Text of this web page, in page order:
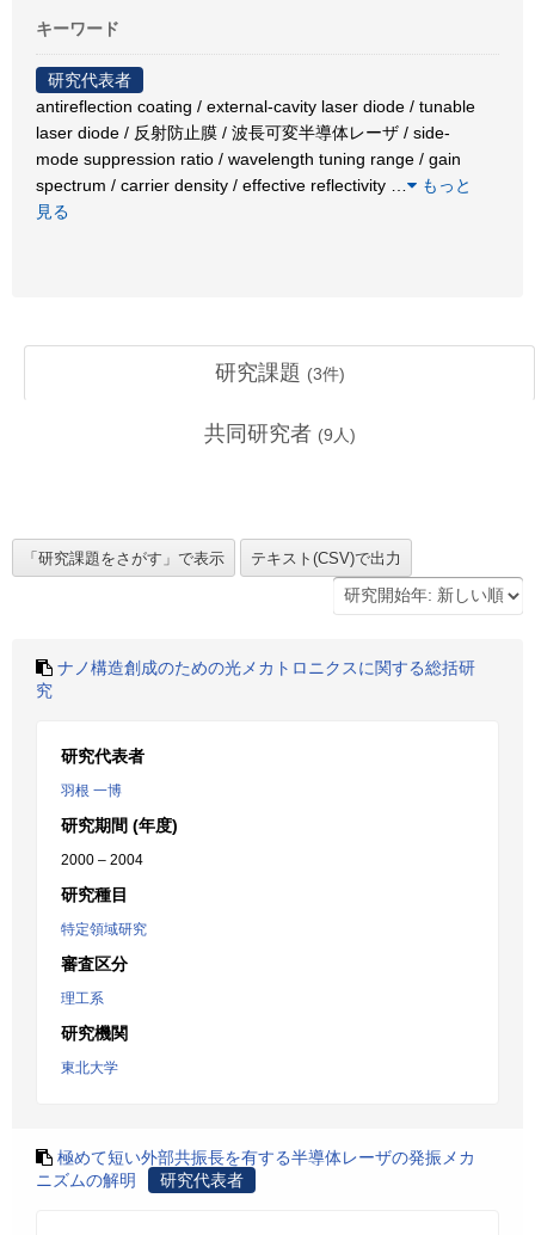
キーワード
研究代表者
antireflection coating / external-cavity laser diode / tunable
laser diode / 反射防止膜 / 波長可変半導体レーザ / side-
mode suppression ratio / wavelength tuning range / gain
spectrum / carrier density / effective reflectivity
もっと
見る
研究課題 (3件)
共同研究者 (9 人)
ナノ構造創成のための光メカトロニクスに関する総括研
究
研究代表者
羽根 一博
研究期間 (年度)
2000 – 2004
研究種目
特定領域研究
審査区分
理工系
研究機関
東北大学
極めて短い外部共振長を有する半導体レーザの発振メカ
ニズムの解明
研究代表者